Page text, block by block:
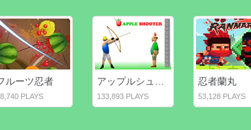
ルーツ忍者
PLAYS 133,893 PLAYS
忍者蘭丸
53,128 PLAYS